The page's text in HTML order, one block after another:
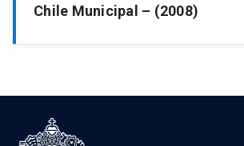
Chile Municipal – (2008)